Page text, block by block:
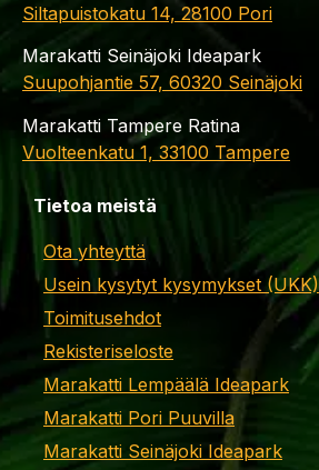
Siltapuistokatu 14, 28100 Pori
Marakatti Seinäjoki Ideapark
Suupohjantie 57, 60320 Seinäjoki
Marakatti Tampere Ratina
Vuolteenkatu 1, 33100 Tampere
Tietoa meistä
Ota yhteyttä
Usein kysytyt kysymykset (UKK)
Toimitusehdot
Rekisteriseloste
Marakatti Lempäälä Ideapark
Marakatti Pori Puuvilla
Marakatti Seinäjoki Ideapark